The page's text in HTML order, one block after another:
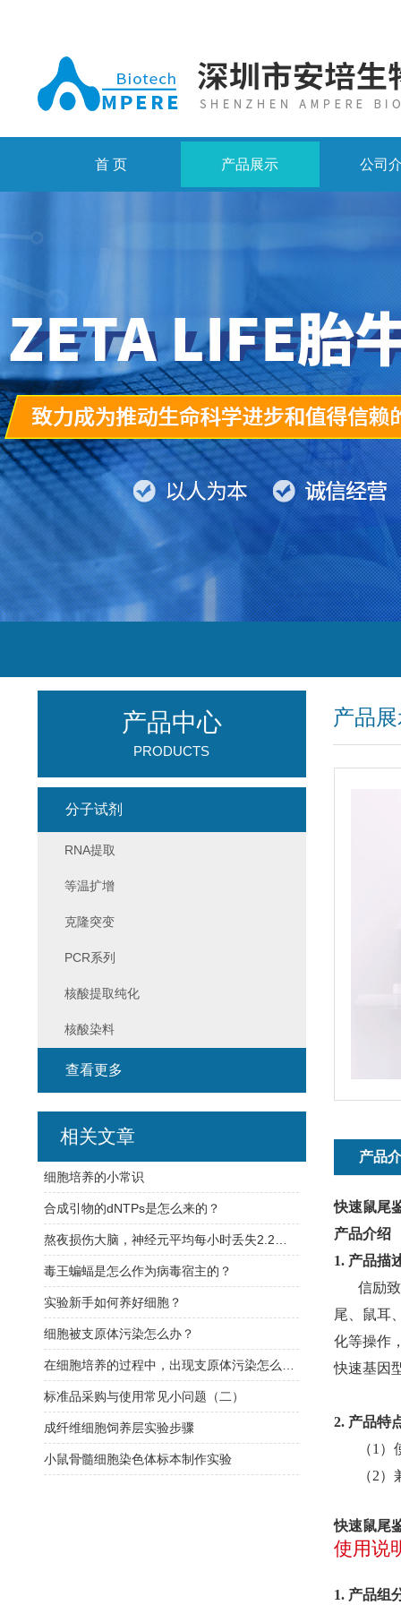
首 页 产品展示 公司
产品
产品
快速鼠尾
产品介绍
1. 产品描
信励
尾、鼠耳
化等操作
快速基因
2. 产品特
（1）
（2
快速鼠尾
使用说
1. 产品组
产品中心
PRODUCTS
分子试剂
RNA提取
等温扩增
克隆突变
PCR系列
核酸提取纯化
核酸染料
查看更多
相关文章
细胞培养的小常识
合成引物的dNTPs是怎么来的？
毒王蝙蝠是怎么作为病毒宿主的？
实验新手如何养好细胞？
细胞被支原体污染怎么办？
标准品采购与使用常见小问题（二）
成纤维细胞饲养层实验步骤
小鼠骨髓细胞染色体标本制作实验